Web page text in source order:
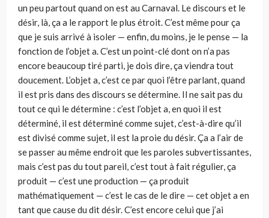
un peu partout quand on est au Carnaval. Le discours et le
désir, là, ça a le rapport le plus étroit. C’est même pour ça
que je suis arrivé à isoler — enfin, du moins, je le pense — la
fonction de l’objet a. C’est un point-clé dont on n’a pas
encore beaucoup tiré parti, je dois dire, ça viendra tout
doucement. L’objet a, c’est ce par quoi l’être parlant, quand
il est pris dans des discours se détermine. Il ne sait pas du
tout ce qui le détermine : c’est l’objet a, en quoi il est
déterminé, il est déterminé comme sujet, c’est-à-dire qu’il
est divisé comme sujet, il est la proie du désir. Ça a l’air de
se passer au même endroit que les paroles subvertissantes,
mais c’est pas du tout pareil, c’est tout à fait régulier, ça
produit — c’est une production — ça produit
mathématiquement — c’est le cas de le dire — cet objet a en
tant que cause du dit désir. C’est encore celui que j’ai